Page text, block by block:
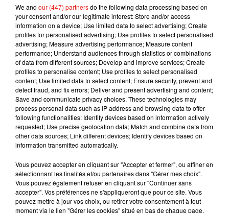
Publié : 4 décembre 2019 à 6h55 par Jérome
Pasanau
mardi auprès de la police colombienne et de
l'ambassade de France.
pic.twitter.com/J8h5gyxnaY
— -� -��-È�·۰•�È9
(@Nws_MENA)December 3, 2019
Mundo Latino
Guatemala : l'éruption du volcan
de Fuego est terminée
Le fourmilier géant fait son retour
en Argentine, et en pleine...
We and our (447) partnersdo the following data processing based on
your consent and/or our legitimate interest: Store and/or access
information on a device; Use limited data to select advertising; Create
profiles for personalised advertising; Use profiles to select personalised
advertising; Measure advertising performance; Measure content
performance; Understand audiences through statistics or combinations
of data from different sources; Develop and improve services; Create
profiles to personalise content; Use profiles to select personalised
content; Use limited data to select content; Ensure security, prevent and
detect fraud, and fix errors; Deliver and present advertising and content;
Save and communicate privacy choices. These technologies may
process personal data such as IP address and browsing data to offer
following functionalities: Identify devices based on information actively
requested; Use precise geolocation data; Match and combine data from
other data sources; Link different devices; Identify devices based on
information transmitted automatically.
Vous pouvez accepter en cliquant sur "Accepter et fermer", ou affiner en
sélectionnant les finalités et/ou partenaires dans "Gérer mes choix".
Vous pouvez également refuser en cliquant sur "Continuer sans
accepter". Vos préférences ne s'appliqueront que pour ce site. Vous
pouvez mettre à jour vos choix, ou retirer votre consentement à tout
moment via le lien "Gérer les cookies" situé en bas de chaque page.